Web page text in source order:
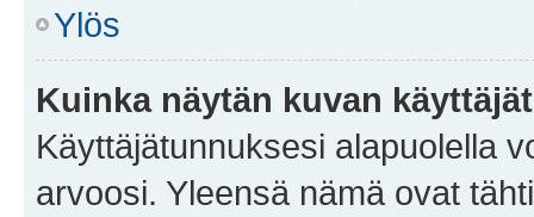
Ylös
Kuinka näytän kuvan
Käyttäjätunnuksesi alapuolella
arvoosi. Yleensä nämä ovat